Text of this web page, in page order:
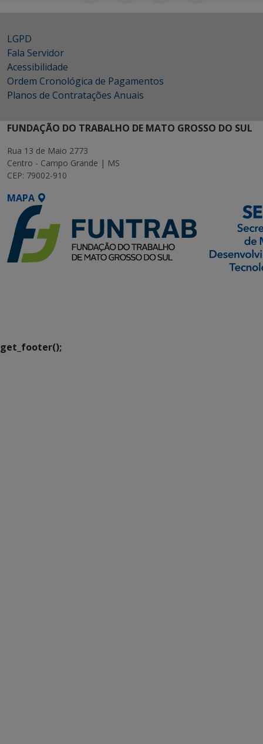
LGPD
Fala Servidor
Acessibilidade
Ordem Cronológica de Pagamentos
Planos de Contratações Anuais
FUNDAÇÃO DO TRABALHO DE MATO GROSSO DO SUL
Rua 13 de Maio 2773
Centro - Campo Grande | MS
CEP: 79002-910
MAPA
get_footer();